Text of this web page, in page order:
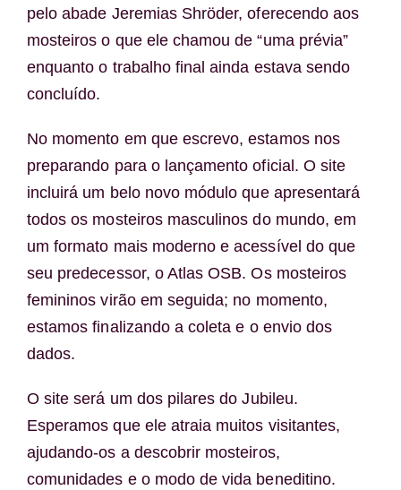
pelo abade Jeremias Shröder, oferecendo aos
mosteiros o que ele chamou de “uma prévia”
enquanto o trabalho final ainda estava sendo
concluído.
No momento em que escrevo, estamos nos
preparando para o lançamento oficial. O site
incluirá um belo novo módulo que apresentará
todos os mosteiros masculinos do mundo, em
um formato mais moderno e acessível do que
seu predecessor, o Atlas OSB. Os mosteiros
femininos virão em seguida; no momento,
estamos finalizando a coleta e o envio dos
dados.
O site será um dos pilares do Jubileu.
Esperamos que ele atraia muitos visitantes,
ajudando-os a descobrir mosteiros,
comunidades e o modo de vida beneditino.